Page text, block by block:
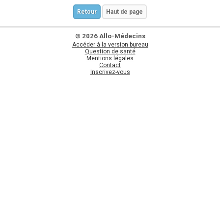
Retour Haut de page
© 2026 Allo-Médecins
Accéder à la version bureau
Question de santé
Mentions légales
Contact
Inscrivez-vous